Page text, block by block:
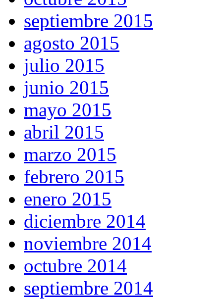
septiembre 2015
agosto 2015
julio 2015
junio 2015
mayo 2015
abril 2015
marzo 2015
febrero 2015
enero 2015
diciembre 2014
noviembre 2014
octubre 2014
septiembre 2014